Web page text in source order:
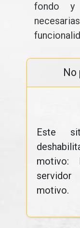
fondo y
No
Este
motivo:
motivo.